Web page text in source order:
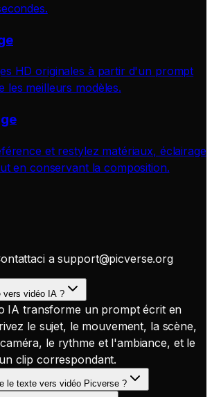
HD originales à partir d'un prompt
meilleurs modèles.
et restylez matériaux, éclairage
en conservant la composition.
asupport@picverse.org
vers vidéo IA ?
IA transforme un prompt écrit en
le sujet, le mouvement, la scène,
le rythme et l'ambiance, et le
clip correspondant.
le texte vers vidéo Picverse ?